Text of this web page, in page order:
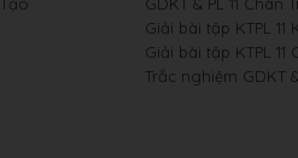
GDKT & PL 11 Chân
Giải bài tập KTPL 11
Giải bài tập KTPL 11
Trắc nghiệm GDKT &